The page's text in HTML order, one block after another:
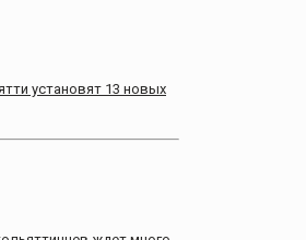
установят 13 новых